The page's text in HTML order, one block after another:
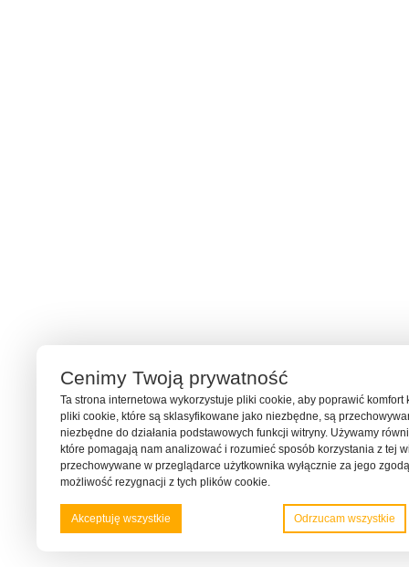
Cenimy Twoją prywatność
Ta strona internetowa wykorzystuje pliki cookie, aby poprawić
pliki cookie, które są sklasyfikowane jako niezbędne, są
niezbędne do działania podstawowych funkcji witryny. Używamy
które pomagają nam analizować i rozumieć sposób korzystania z tej
przechowywane w przeglądarce użytkownika wyłącznie za jego
możliwość rezygnacji z tych plików cookie.
Akceptuję wszystkie Odrzucam wszystkie